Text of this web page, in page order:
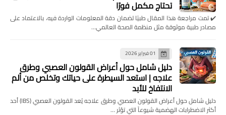
تحتاج مكمل فورًا
✔️ تمت مراجعة هذا المقال طبيًا لضمان دقة المعلومات الواردة فيه، بالاعتماد على
مصادر طبية موثوقة مثل منظمة الصحة العالمي…
01 فبراير 2026
دليل شامل حول أعراض القولون العصبي وطرق
علاجه | استعد السيطرة على حياتك وتخلص من ألم
الانتفاخ للأبد
دليل شامل حول أعراض القولون العصبي وطرق علاجه يُعد القولون العصبي (IBS) أحد
أكثر الاضطرابات الهضمية شيوعاً التي تؤثر …